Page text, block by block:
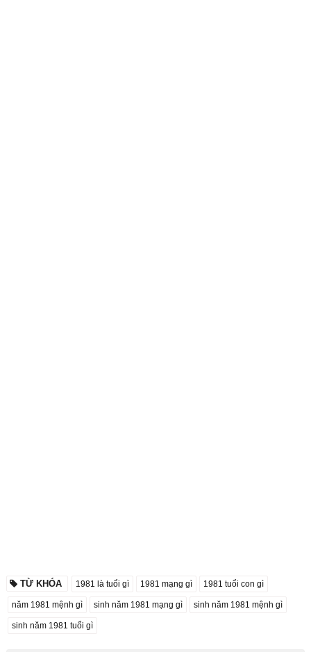
TỪ KHÓA 1981 là tuổi gì 1981 mạng gì 1981 tuổi con gì
năm 1981 mệnh gì sinh năm 1981 mạng gì sinh năm 1981 mệnh gì
sinh năm 1981 tuổi gì